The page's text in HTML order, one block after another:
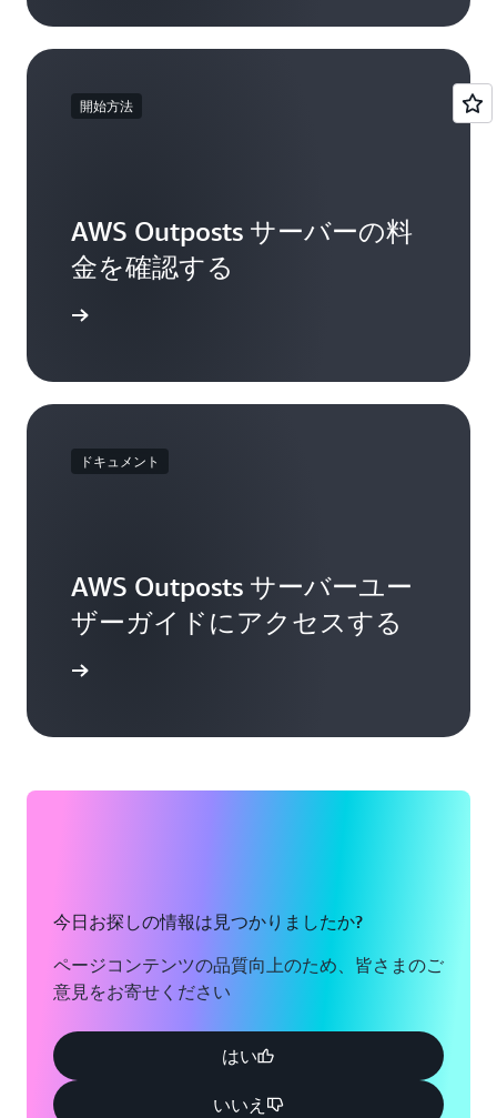
証されています。
オンプレミスのオブジェクトストレージ要件に
対応するため、
Outposts サーバーは、ローカルネットワークイ
ンターフェイスを介して外部ストレージシステ
ムに接続できます。
開始方法
AWS Outposts サーバーの料
金を確認する
ドキュメント
AWS Outposts サーバーユー
ザーガイドにアクセスする
今日お探しの情報は見つかりましたか?
ページコンテンツの品質向上のため、皆さまのご
意見をお寄せください
はい
いいえ